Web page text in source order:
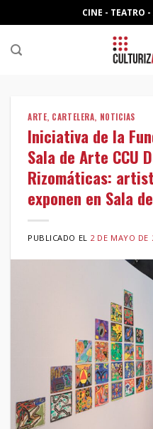
to
content
CINE - TEATRO
ARTE, CARTELERA, NOTICIAS
Iniciativa de la
Sala de Arte CCU
Rizomáticas:
exponen en Sala
PUBLICADO EL 2 DE MAYO DE